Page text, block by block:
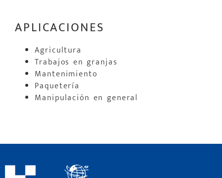
APLICACIONES
Agricultura
Trabajos en granjas
Mantenimiento
Paquetería
Manipulación en general